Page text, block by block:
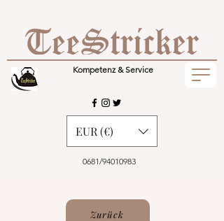
Kompetenz & Service
0681/94010983
EUR (€)
Zurück